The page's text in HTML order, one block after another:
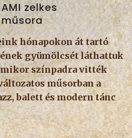
zelkes
hónapokon át tartó
gyümölcsét láthattuk
színpadra vitték
műsorban a
balett és modern tánc